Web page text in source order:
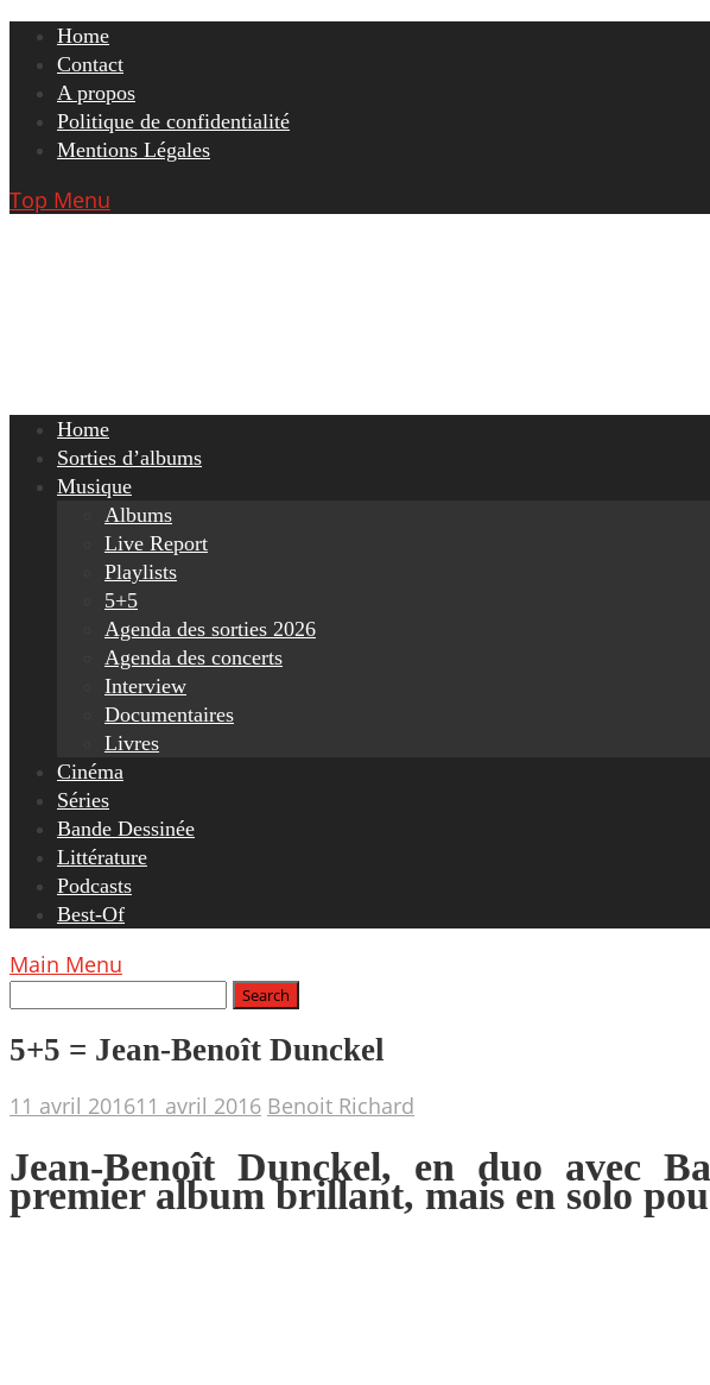
Skip
content
Home
Contact
A propos
Politique de confidentialité
Mentions Légales
Top Menu
Home
Sorties d’albums
Musique
Albums
Live Report
Playlists
5+5
Agenda des sorties 2026
Agenda des concerts
Interview
Documentaires
Livres
Cinéma
Séries
Bande Dessinée
Littérature
Podcasts
Best-Of
Main Menu
5+5 = Jean-Benoît Dunckel
11 avril 201611 avril 2016 Benoit Richard
Jean-Benoît Dunckel, en duo avec
premier album brillant, mais en solo